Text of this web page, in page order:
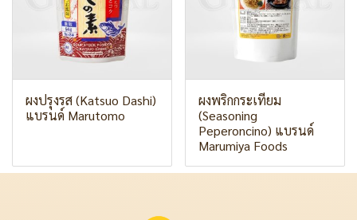
ผงปรุงรส (Katsuo Dashi)
แบรนด์ Marutomo
ผงพริกกระเทียม
(Seasoning
Peperoncino) แบรนด์
Marumiya Foods